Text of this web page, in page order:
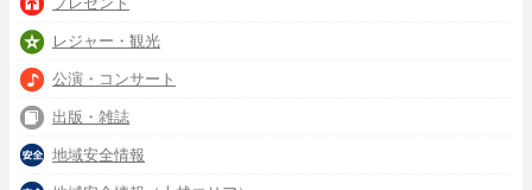
レジャー・観光
公演・コンサート
出版・雑誌
地域安全情報